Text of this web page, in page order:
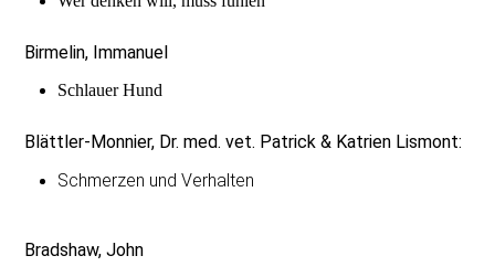
Birmelin, Immanuel
Schlauer Hund
Blättler-Monnier, Dr. med. vet. Patrick & Katrien Lismont:
Schmerzen und Verhalten
Bradshaw, John